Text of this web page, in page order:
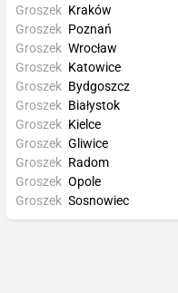
Groszek Kraków
Groszek Poznań
Groszek Wrocław
Groszek Katowice
Groszek Bydgoszcz
Groszek Białystok
Groszek Kielce
Groszek Gliwice
Groszek Radom
Groszek Opole
Groszek Sosnowiec